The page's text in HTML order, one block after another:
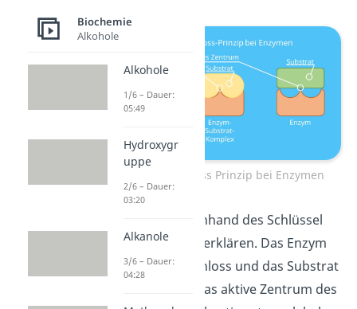
Schlüssel Schloss Prinzip bei Enzymen
Das kannst du anhand des Schlüssel
Schloss Prinzips erklären. Das Enzym
ist dabei dein Schloss und das Substrat
dein Schlüssel. Das aktive Zentrum des
Biochemie
Alkohole
Alkohole
1/6 – Dauer:
05:49
Hydroxygr
uppe
2/6 – Dauer:
03:20
Alkanole
3/6 – Dauer:
04:28